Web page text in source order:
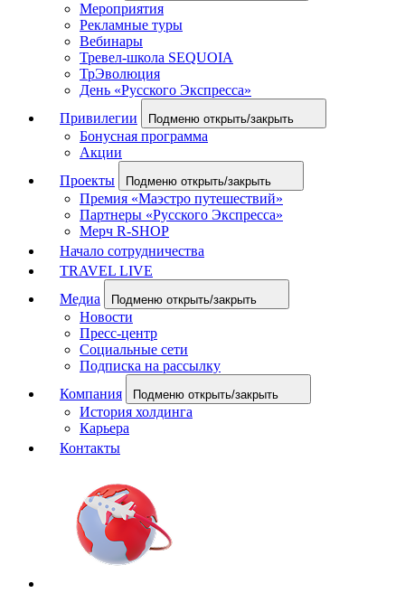
Мероприятия
Рекламные туры
Вебинары
Тревел-школа SEQUOIA
ТрЭволюция
День «Русского Экспресса»
Привилегии
Подменю открыть/закрыть
Бонусная программа
Акции
Проекты
Подменю открыть/закрыть
Премия «Маэстро путешествий»
Партнеры «Русского Экспресса»
Мерч R-SHOP
Начало сотрудничества
TRAVEL LIVE
Медиа
Подменю открыть/закрыть
Новости
Пресс-центр
Социальные сети
Подписка на рассылку
Компания
Подменю открыть/закрыть
История холдинга
Карьера
Контакты